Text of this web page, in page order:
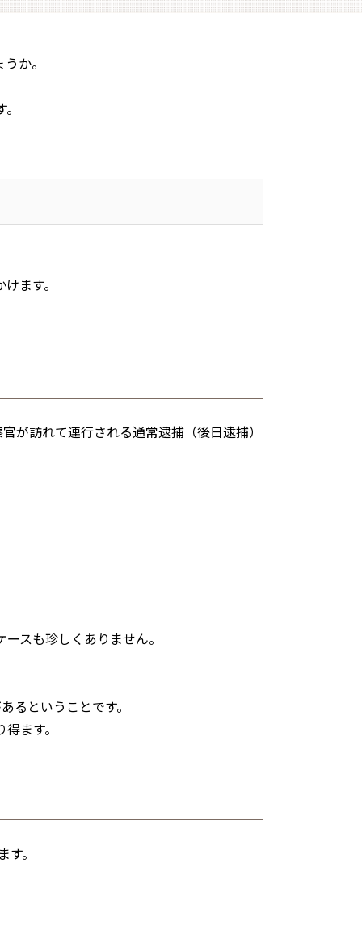
か。
ます。
が訪れて連行される通常逮捕（後日逮捕）
スも珍しくありません。
るということです。
ます。
。